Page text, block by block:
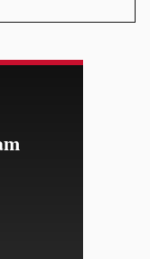
namizəd
İranla bağlı